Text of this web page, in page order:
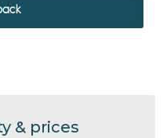
& prices